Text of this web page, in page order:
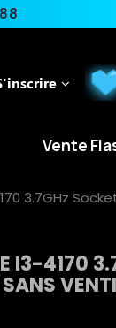
Vente
3.7GHz
I3-4170